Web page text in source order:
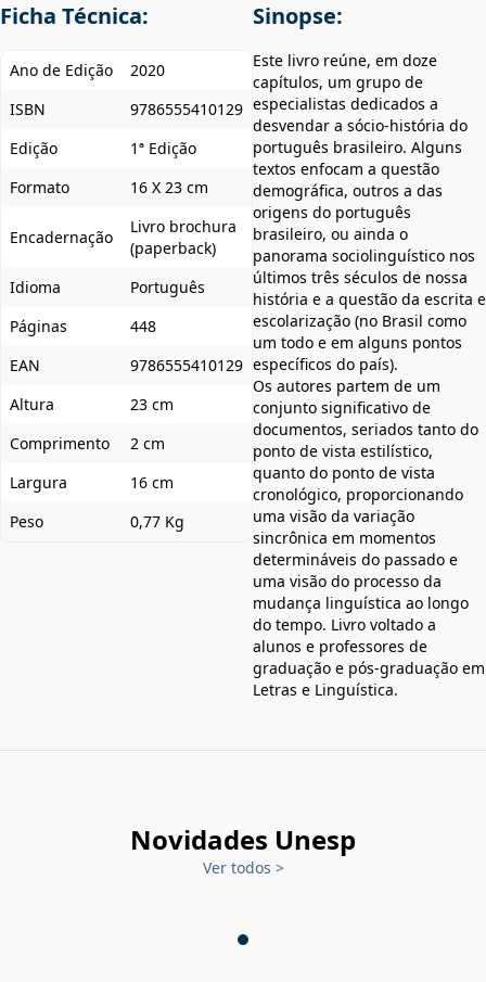
Ficha Técnica:
Ano de Edição
2020
ISBN
9786555410129
Edição
1ª Edição
Formato
16 X 23 cm
Encadernação
Livro brochura
(paperback)
Idioma
Português
Páginas
448
EAN
9786555410129
Altura
23 cm
Comprimento
2 cm
Largura
16 cm
Peso
0,77 Kg
Sinopse:
Este livro reúne, em doze
capítulos, um grupo de
especialistas dedicados a
desvendar a sócio-história do
português brasileiro. Alguns
textos enfocam a questão
demográfica, outros a das
origens do português
brasileiro, ou ainda o
panorama sociolinguístico nos
últimos três séculos de nossa
história e a questão da escrita e
escolarização (no Brasil como
um todo e em alguns pontos
específicos do país).
Os autores partem de um
conjunto significativo de
documentos, seriados tanto do
ponto de vista estilístico,
quanto do ponto de vista
cronológico, proporcionando
uma visão da variação
sincrônica em momentos
determináveis do passado e
uma visão do processo da
mudança linguística ao longo
do tempo. Livro voltado a
alunos e professores de
graduação e pós-graduação em
Letras e Linguística.
Novidades Unesp
Ver todos >